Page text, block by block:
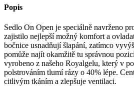
Popis
Sedlo On Open je speciálně navrženo
zajistilo nejlepší možný komfort a
bočnice usnadňují šlapání, zatímco
pomůže najít okamžitě tu správnou
vyrobeno z našeho Royalgelu, který v
polstrováním tlumí rázy o 40% lépe.
citlivým tkáním a zlepšuje ventilaci.